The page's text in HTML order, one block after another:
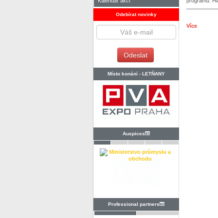
Odebírat novinky
Místo konání - LETŇANY
Auspices
Professional partners
Více